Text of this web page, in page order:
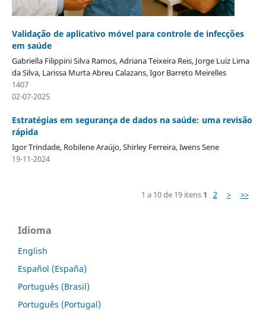
Validação de aplicativo móvel para controle de infecções
em saúde
Gabriella Filippini Silva Ramos, Adriana Teixeira Reis, Jorge Luiz Lima
da Silva, Larissa Murta Abreu Calazans, Igor Barreto Meirelles
1407
02-07-2025
Estratégias em segurança de dados na saúde: uma revisão
rápida
Igor Trindade, Robilene Araújo, Shirley Ferreira, Iwens Sene
19-11-2024
1 a 10 de 19 itens 1 2 > >>
Idioma
English
Español (España)
Português (Brasil)
Português (Portugal)